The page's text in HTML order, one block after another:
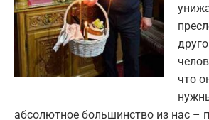
что
абсолютное большинство из нас –